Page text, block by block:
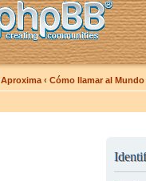
Aproxima ‹ Cómo llamar al Mundo